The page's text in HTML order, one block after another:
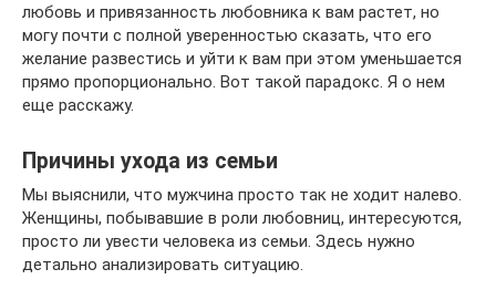
любовь и привязанность любовника к вам растет, но
могу почти с полной уверенностью сказать, что его
желание развестись и уйти к вам при этом уменьшается
прямо пропорционально. Вот такой парадокс. Я о нем
еще расскажу.
Причины ухода из семьи
Мы выяснили, что мужчина просто так не ходит налево.
Женщины, побывавшие в роли любовниц, интересуются,
просто ли увести человека из семьи. Здесь нужно
детально анализировать ситуацию.